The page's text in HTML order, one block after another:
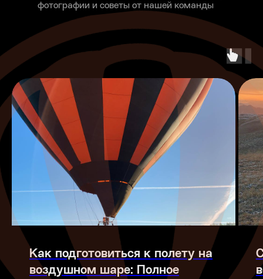
фотографии и советы от нашей команды
Как подготовиться к полету на
воздушном шаре: Полное